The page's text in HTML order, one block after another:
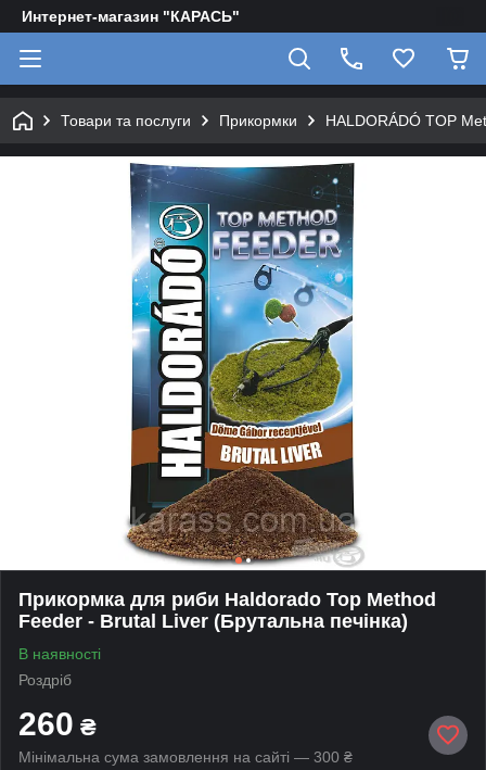
Интернет-магазин "КАРАСЬ"
Товари та послуги Прикормки HALDORÁDÓ TOP
Прикормка для риби Haldorado Top Method
Feeder - Brutal Liver (Брутальна печінка)
В наявності
Роздріб
260 ₴
Мінімальна сума замовлення на сайті — 300 ₴